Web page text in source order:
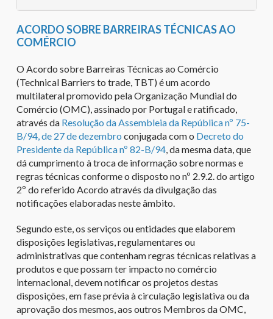
ACORDO SOBRE BARREIRAS TÉCNICAS AO
COMÉRCIO
O Acordo sobre Barreiras Técnicas ao Comércio
(Technical Barriers to trade, TBT) é um acordo
multilateral promovido pela Organização Mundial do
Comércio (OMC), assinado por Portugal e ratificado,
através da Resolução da Assembleia da República nº 75-
B/94, de 27 de dezembro conjugada com o Decreto do
Presidente da República nº 82-B/94, da mesma data, que
dá cumprimento à troca de informação sobre normas e
regras técnicas conforme o disposto no nº 2.9.2. do artigo
2º do referido Acordo através da divulgação das
notificações elaboradas neste âmbito.
Segundo este, os serviços ou entidades que elaborem
disposições legislativas, regulamentares ou
administrativas que contenham regras técnicas relativas a
produtos e que possam ter impacto no comércio
internacional, devem notificar os projetos destas
disposições, em fase prévia à circulação legislativa ou da
aprovação dos mesmos, aos outros Membros da OMC,